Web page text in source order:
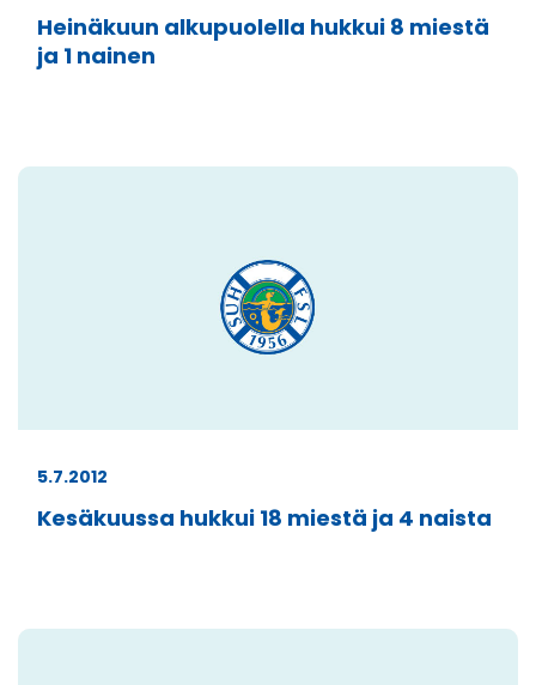
Heinäkuun alkupuolella hukkui 8 miestä
ja 1 nainen
5.7.2012
Kesäkuussa hukkui 18 miestä ja 4 naista